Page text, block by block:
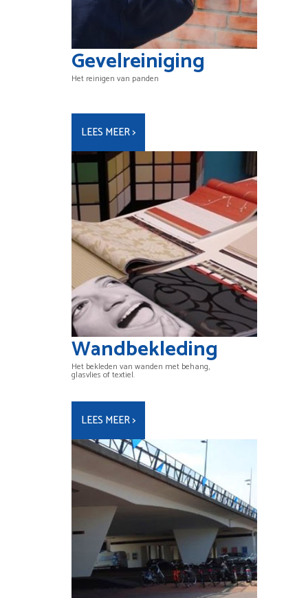
Gevelreiniging
Het reinigen van panden
LEES MEER >
Wandbekleding
Het bekleden van wanden met behang,
glasvlies of textiel.
LEES MEER >